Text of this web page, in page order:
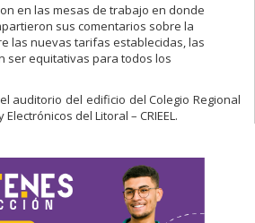
en las mesas de trabajo en donde
sus comentarios sobre la
las nuevas tarifas establecidas, las
ser equitativas para todos los
auditorio del edificio del Colegio Regional
del Litoral – CRIEEL.